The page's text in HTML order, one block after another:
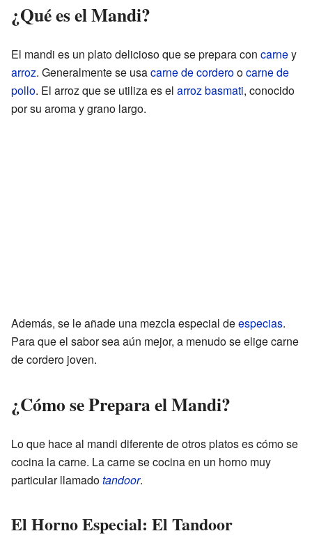
¿Qué es el Mandi?
El mandi es un plato delicioso que se prepara con carney
arroz. Generalmente se usacarne de corderoocarne de
pollo. El arroz que se utiliza es el arroz basmati, conocido
por su aroma y grano largo.
Además, se le añade una mezcla especial deespecias.
Para que el sabor sea aún mejor, a menudo se elige carne
de cordero joven.
¿Cómo se Prepara el Mandi?
Lo que hace al mandi diferente de otros platos es cómo se
cocina la carne. La carne se cocina en un horno muy
particular llamadotandoor.
El Horno Especial: El Tandoor